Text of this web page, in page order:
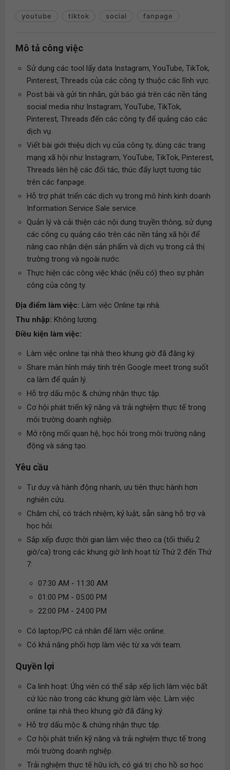
youtube tiktok social fanpage
Mô tả công việc
Sử dụng các tool lấy data Instagram, YouTube, TikTok,
Pinterest, Threads của các công ty thuộc các lĩnh vực.
Post bài và gửi tin nhắn, gửi báo giá trên các nền tảng
social media như Instagram, YouTube, TikTok,
Pinterest, Threads đến các công ty để quảng cáo các
dịch vụ.
Viết bài giới thiệu dịch vụ của công ty, dùng các trang
mạng xã hội như Instagram, YouTube, TikTok, Pinterest,
Threads liên hệ các đối tác, thúc đẩy lượt tương tác
trên các fanpage.
Hỗ trợ phát triển các dịch vụ trong mô hình kinh doanh
Information Service Sale service.
Quản lý và cải thiện các nội dung truyền thông, sử dụng
các công cụ quảng cáo trên các nền tảng xã hội để
nâng cao nhận diện sản phẩm và dịch vụ trong cả thị
trường trong và ngoài nước.
Thực hiện các công việc khác (nếu có) theo sự phân
công của công ty.
Địa điểm làm việc: Làm việc Online tại nhà.
Thu nhập: Không lương.
Điều kiện làm việc:
Làm việc online tại nhà theo khung giờ đã đăng ký.
Share màn hình máy tính trên Google meet trong suốt
ca làm để quản lý.
Hỗ trợ dấu mộc & chứng nhận thực tập.
Cơ hội phát triển kỹ năng và trải nghiệm thực tế trong
môi trường doanh nghiệp.
Mở rộng mối quan hệ, học hỏi trong môi trường năng
động và sáng tạo.
Yêu cầu
Tư duy và hành động nhanh, ưu tiên thực hành hơn
nghiên cứu.
Chăm chỉ, có trách nhiệm, kỷ luật, sẵn sàng hỗ trợ và
học hỏi.
Sắp xếp được thời gian làm việc theo ca (tối thiểu 2
giờ/ca) trong các khung giờ linh hoạt từ Thứ 2 đến Thứ
7:
07:30 AM - 11:30 AM
01:00 PM - 05:00 PM
22:00 PM - 24:00 PM
Có laptop/PC cá nhân để làm việc online.
Có khả năng phối hợp làm việc từ xa với team.
Quyền lợi
Ca linh hoạt: Ứng viên có thể sắp xếp lịch làm việc bất
cứ lúc nào trong các khung giờ làm việc. Làm việc
online tại nhà theo khung giờ đã đăng ký.
Hỗ trợ dấu mộc & chứng nhận thực tập.
Cơ hội phát triển kỹ năng và trải nghiệm thực tế trong
môi trường doanh nghiệp.
Trải nghiệm thực tế hữu ích, có giá trị cho hồ sơ học